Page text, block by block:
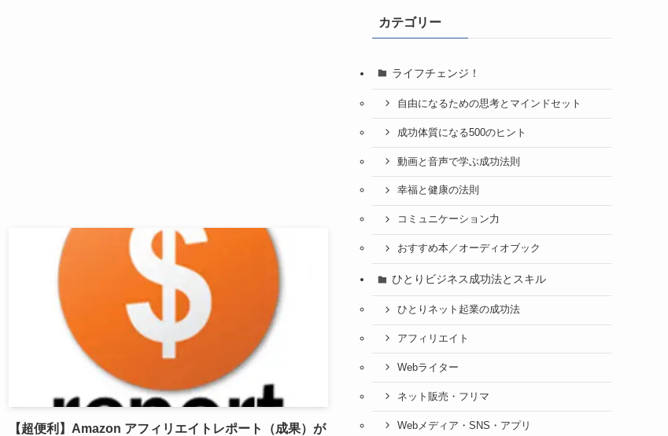
【超便利】Amazon アフィリエイトレポート（成果）が
カテゴリー
ライフチェンジ！
自由になるための思考とマインドセット
成功体質になる500のヒント
動画と音声で学ぶ成功法則
幸福と健康の法則
コミュニケーション力
おすすめ本／オーディオブック
ひとりビジネス成功法とスキル
ひとりネット起業の成功法
アフィリエイト
Webライター
ネット販売・フリマ
Webメディア・SNS・アプリ